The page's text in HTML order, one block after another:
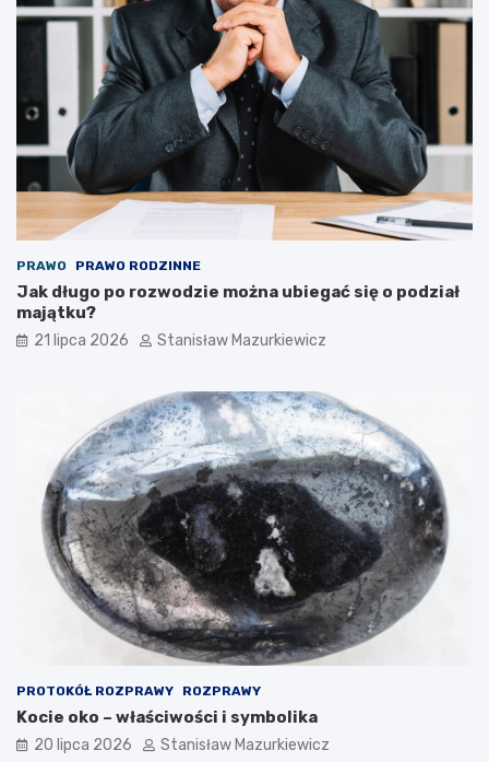
PRAWO PRAWO RODZINNE
Jak długo po rozwodzie można ubiegać się o podział
majątku?
21 lipca 2026 Stanisław Mazurkiewicz
PROTOKÓŁ ROZPRAWY ROZPRAWY
Kocie oko – właściwości i symbolika
20 lipca 2026 Stanisław Mazurkiewicz